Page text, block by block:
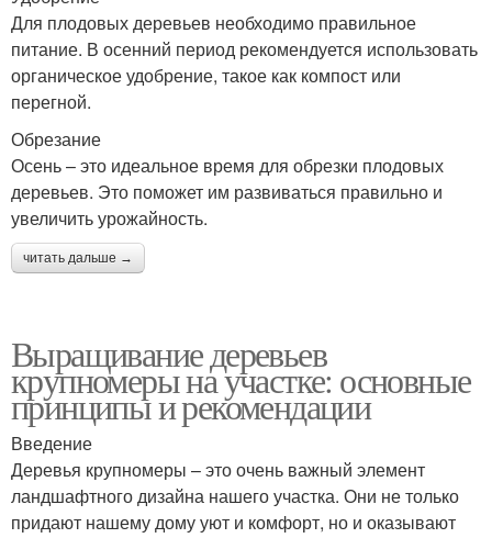
Для плодовых деревьев необходимо правильное
питание. В осенний период рекомендуется использовать
органическое удобрение, такое как компост или
перегной.
Обрезание
Осень – это идеальное время для обрезки плодовых
деревьев. Это поможет им развиваться правильно и
увеличить урожайность.
читать дальше →
Выращивание деревьев
крупномеры на участке: основные
принципы и рекомендации
Введение
Деревья крупномеры – это очень важный элемент
ландшафтного дизайна нашего участка. Они не только
придают нашему дому уют и комфорт, но и оказывают